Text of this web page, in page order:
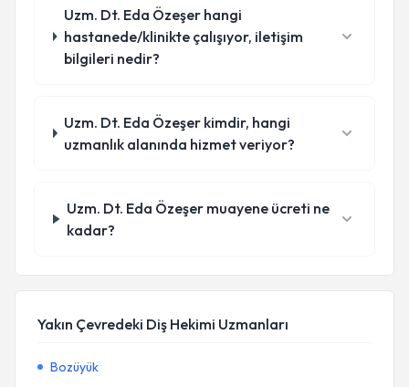
Uzm. Dt. Eda Özeşer hangi
hastanede/klinikte çalışıyor, iletişim
bilgileri nedir?
Uzm. Dt. Eda Özeşer kimdir, hangi
uzmanlık alanında hizmet veriyor?
Uzm. Dt. Eda Özeşer muayene ücreti ne
kadar?
Yakın Çevredeki Diş Hekimi Uzmanları
Bozüyük